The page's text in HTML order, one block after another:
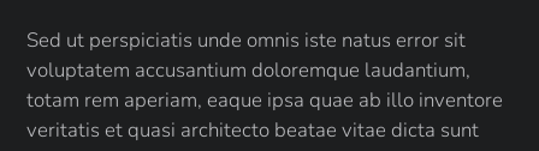
Sed ut perspiciatis unde omnis iste natus error sit
voluptatem accusantium doloremque laudantium,
totam rem aperiam, eaque ipsa quae ab illo inventore
veritatis et quasi architecto beatae vitae dicta sunt